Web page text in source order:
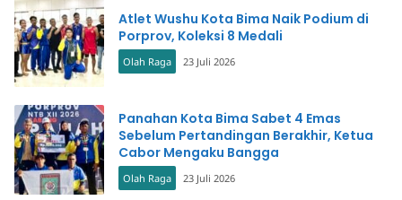
Atlet Wushu Kota Bima Naik Podium di
Porprov, Koleksi 8 Medali
Olah Raga 23 Juli 2026
Panahan Kota Bima Sabet 4 Emas
Sebelum Pertandingan Berakhir, Ketua
Cabor Mengaku Bangga
Olah Raga 23 Juli 2026